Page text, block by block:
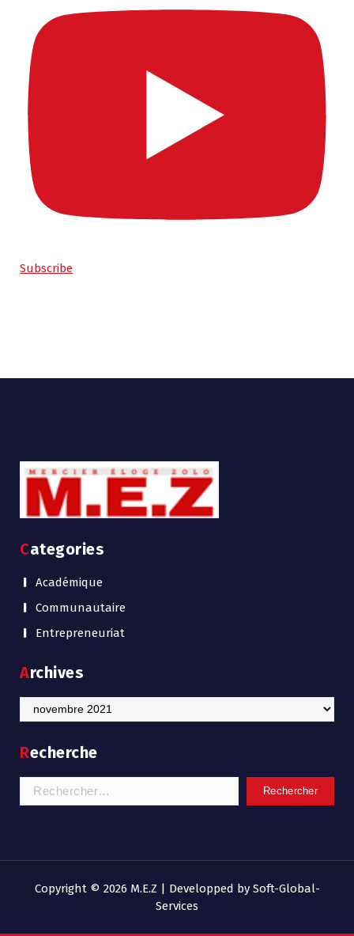
Subscribe
Categories
Académique
Communautaire
Entrepreneuriat
Archives
Recherche
Copyright © 2026 M.E.Z | Developped by Soft-Global-
Services